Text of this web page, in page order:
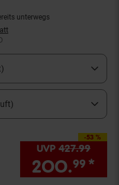
unterwegs
D
-53 %
Sie Sparen 53 Prozent,
UVP 427.99UVP
200.99 *